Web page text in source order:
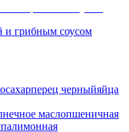
и грибным соусом
сахарперец черныйяйца
маслопшеничная
лимонная